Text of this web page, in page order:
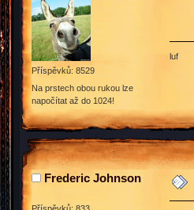
Příspěvků: 8529
Na prstech obou rukou lze
napočítat až do 1024!
luf
Frederic Johnson